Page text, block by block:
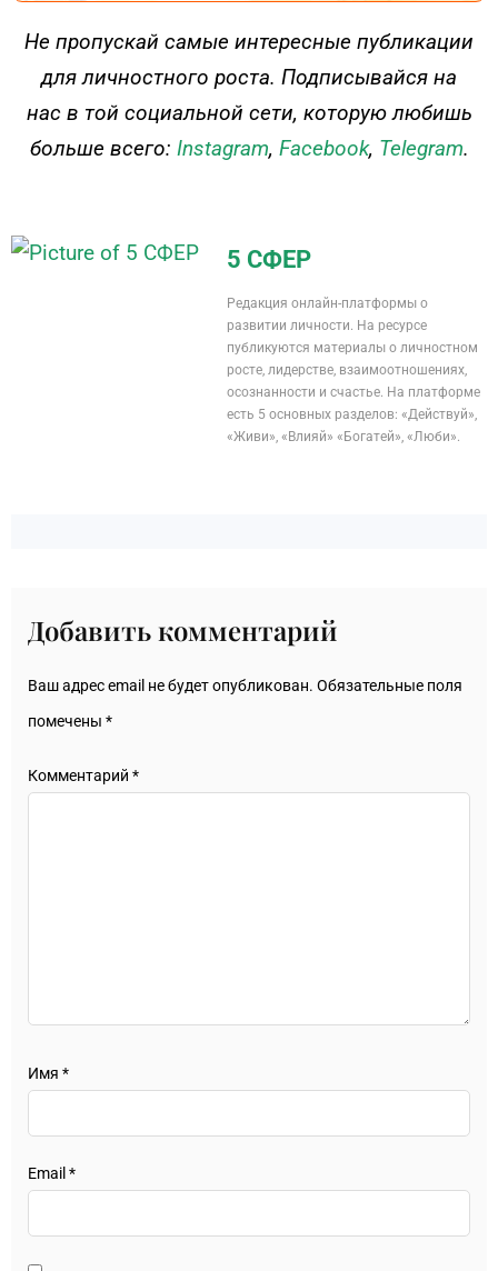
ДЕЙСТВУЙ
Не пропускай самые интересные публикации
для личностного роста. Подписывайся на
нас в той социальной сети, которую любишь
больше всего: Instagram, Facebook, Telegram.
5 СФЕР
Редакция онлайн-платформы о
развитии личности. На ресурсе
публикуются материалы о личностном
росте, лидерстве, взаимоотношениях,
осознанности и счастье. На платформе
есть 5 основных разделов: «Действуй»,
«Живи», «Влияй» «Богатей», «Люби».
Добавить комментарий
Ваш адрес email не будет опубликован. Обязательные поля
помечены *
Комментарий *
Имя *
Email *